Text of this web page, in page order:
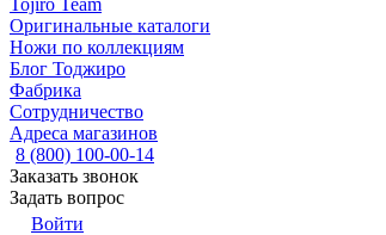
Tojiro Team
Оригинальные каталоги
Ножи по коллекциям
Блог Тоджиро
Фабрика
Сотрудничество
Адреса магазинов
8 (800) 100-00-14
Заказать звонок
Задать вопрос
Войти